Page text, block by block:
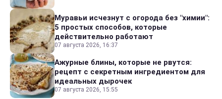
Муравьи исчезнут с огорода без "химии":
5 простых способов, которые
действительно работают
07 августа 2026, 16:37
Ажурные блины, которые не рвутся:
рецепт с секретным ингредиентом для
идеальных дырочек
07 августа 2026, 15:55